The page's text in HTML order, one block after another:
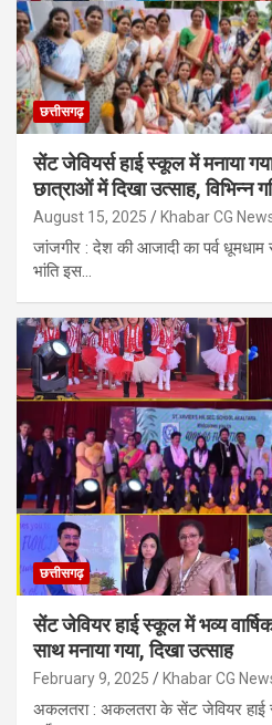
छत्तीसगढ़
सेंट जेवियर्स हाई स्कूल में मनाया
छात्राओं में दिखा उत्साह, विभिन्न
August 15, 2025 Khabar CG
जांजगीर : देश की आजादी का पर्व धूमधाम
भांति इस…
छत्तीसगढ़
सेंट जेवियर हाई स्कूल में भव्य
साथ मनाया गया, दिखा उत्साह
February 9, 2025 Khabar CG
अकलतरा : अकलतरा के सेंट जेवियर हाई